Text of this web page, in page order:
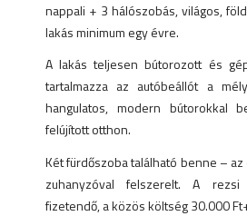
nappali + 3 hálószobás, világos,
lakás minimum egy évre.
A lakás teljesen bútorozott és
tartalmazza az autóbeállót a
hangulatos, modern bútorokkal
felújított otthon.
Két fürdőszoba található benne – az
zuhanyzóval felszerelt. A rezsi
fizetendő, a közös költség 30.000